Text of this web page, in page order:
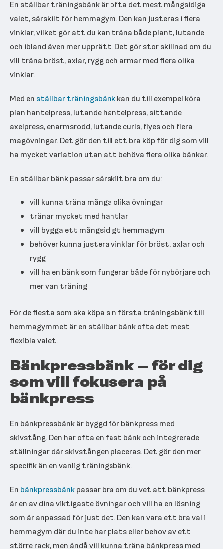
En ställbar träningsbänk är ofta det mest mångsidiga
valet, särskilt för hemmagym. Den kan justeras i flera
vinklar, vilket gör att du kan träna både plant, lutande
och ibland även mer upprätt. Det gör stor skillnad om du
vill träna bröst, axlar, rygg och armar med flera olika
vinklar.
Med en ställbar träningsbänkkan du till exempel köra
plan hantelpress, lutande hantelpress, sittande
axelpress, enarmsrodd, lutande curls, flyes och flera
magövningar. Det gör den till ett bra köp för dig som vill
ha mycket variation utan att behöva flera olika bänkar.
En ställbar bänk passar särskilt bra om du:
vill kunna träna många olika övningar
tränar mycket med hantlar
vill bygga ett mångsidigt hemmagym
behöver kunna justera vinklar för bröst, axlar och
rygg
vill ha en bänk som fungerar både för nybörjare och
mer van träning
För de flesta som ska köpa sin första träningsbänk till
hemmagymmet är en ställbar bänk ofta det mest
flexibla valet.
Bänkpressbänk – för dig
som vill fokusera på
bänkpress
En bänkpressbänk är byggd för bänkpress med
skivstång. Den har ofta en fast bänk och integrerade
ställningar där skivstången placeras. Det gör den mer
specifik än en vanlig träningsbänk.
En bänkpressbänkpassar bra om du vet att bänkpress
är en av dina viktigaste övningar och vill ha en lösning
som är anpassad för just det. Den kan vara ett bra val i
hemmagym där du inte har plats eller behov av ett
större rack, men ändå vill kunna träna bänkpress med